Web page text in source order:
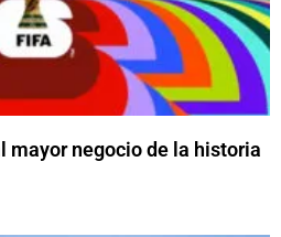
mayor negocio de la historia